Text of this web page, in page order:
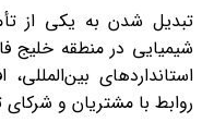
تبدیل شدن به یکی از
شیمیایی در منطقه خلیج
استانداردهای
روابط با مشتریان و